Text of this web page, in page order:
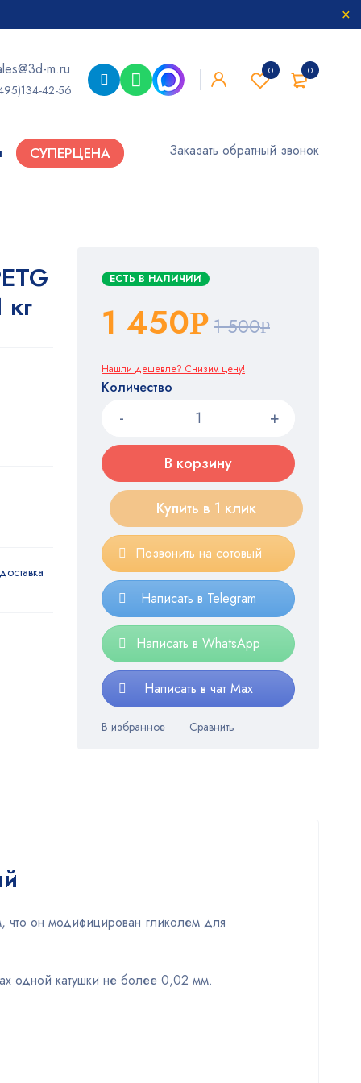
0
0
m.ru
42-56
СУПЕРЦЕНА Заказать обратный звонок
ЕСТЬ В НАЛИЧИИ
1 500Р
1 450Р
Нашли дешевле? Снизим цену!
Количество
В корзину
Купить в 1 клик
Позвонить на сотовый
Написать в Telegram
Написать в WhatsApp
Написать в чат Max
что он модифицирован гликолем для
одной катушки не более 0,02 мм.